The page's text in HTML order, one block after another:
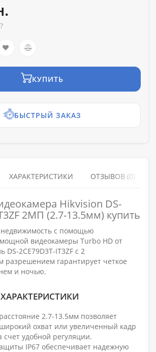
КУПИТЬ
БЫСТРЫЙ ЗАКАЗ
ХАРАКТЕРИСТИКИ ОТЗЫВОВ (0)
Hikvision DS-
2МП (2.7-13.5мм) купить
с помощью
видеокамеры Turbo HD от
DS-2CE79D3T-IT3ZF с 2
разрешением гарантирует четкое
и ночью.
2.7-13.5мм позволяет
охват или увеличенный кадр
счет удобной регуляции.
IP67 обеспечивает надежную